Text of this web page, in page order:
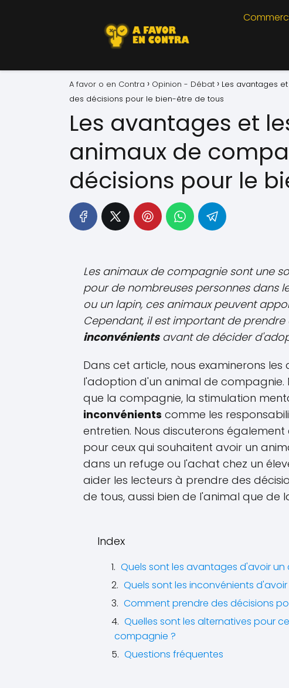
A favor o en Contra Opinion - Débat
Les avantages
des décisions pour le bien-être de tous
Les avantages et
animaux de
décisions pour le
Les animaux de compagnie sont une
pour de nombreuses personnes dans
ou un lapin, ces animaux peuvent
Cependant, il est important de
inconvénientsavant de décider
Dans cet article, nous examinerons
l'adoption d'un animal de compagnie.
que la compagnie, la stimulation
inconvénients comme les
entretien. Nous discuterons
pour ceux qui souhaitent avoir un
dans un refuge ou l'achat chez un
aider les lecteurs à prendre des
de tous, aussi bien de l'animal que de
Index
Quels sont les avantages d'avoir
Quels sont les inconvénients
Comment prendre des décisions
Quelles sont les alternatives pour
compagnie ?
Questions fréquentes